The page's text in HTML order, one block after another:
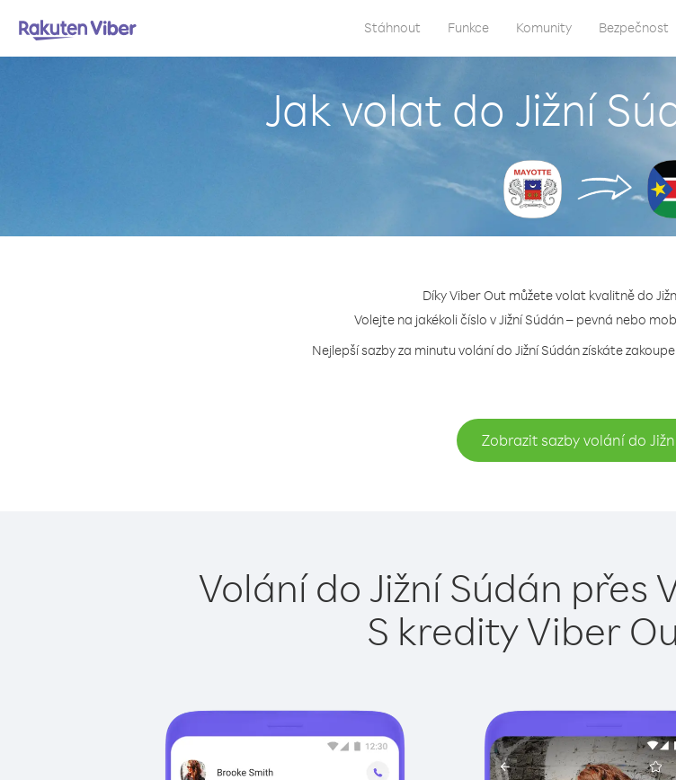
Stáhnout Funkce Komunity Bezpečnost
Jak volat do Jižní
Díky Viber Out můžete volat kvalitně do
Volejte na jakékoli číslo v Jižní Súdán – pevná nebo
Nejlepší sazby za minutu volání do Jižní Súdán získáte
Zobrazit sazby volání do
Volání do Jižní Súdán přes
S kredity Viber